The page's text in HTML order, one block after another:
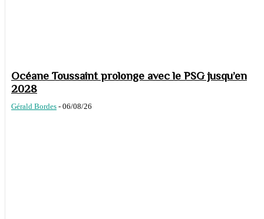
Océane Toussaint prolonge avec le PSG jusqu’en
2028
Gérald Bordes - 06/08/26